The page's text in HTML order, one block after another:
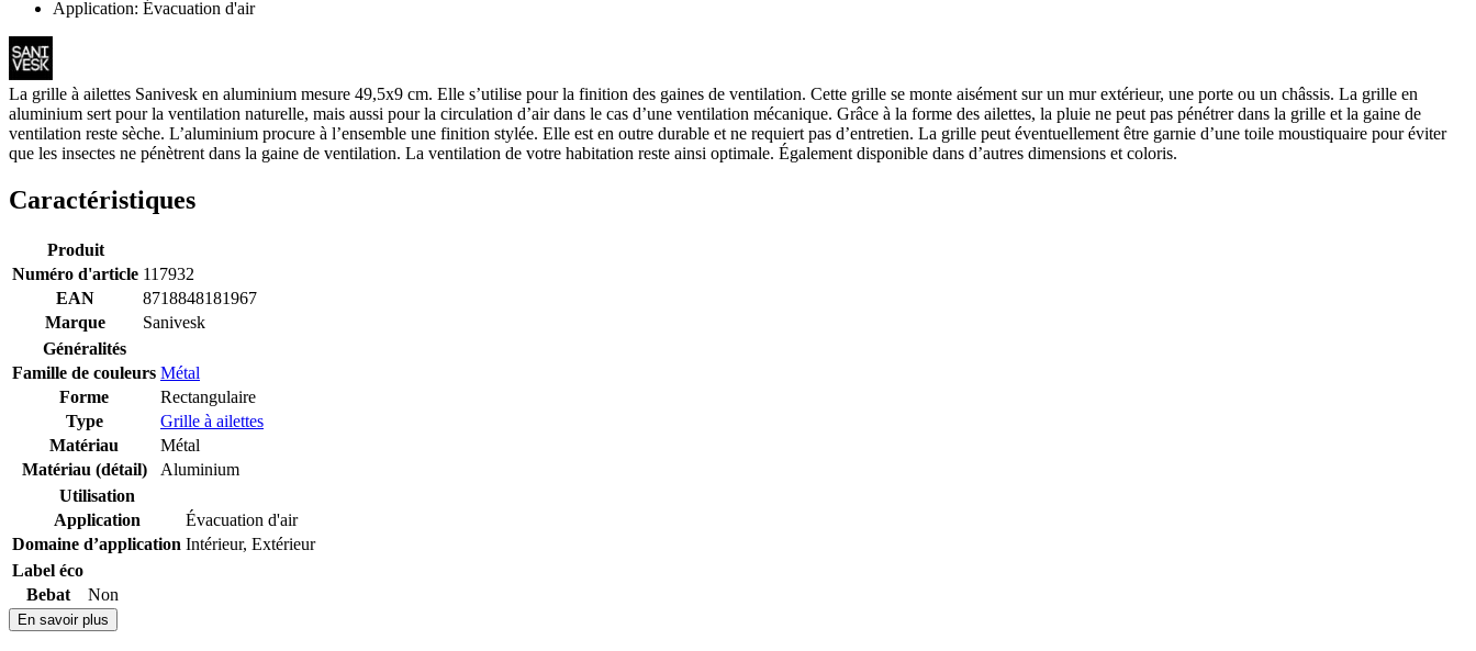
Application: Évacuation d'air
La grille à ailettes Sanivesk en aluminium mesure 49,5x9 cm. Elle s’utilise pour la finition des gaines de ventilation. Cette grille se monte aisément sur un mur extérieur, une porte ou un châssis. La grille en
aluminium sert pour la ventilation naturelle, mais aussi pour la circulation d’air dans le cas d’une ventilation mécanique. Grâce à la forme des ailettes, la pluie ne peut pas pénétrer dans la grille et la gaine de
ventilation reste sèche. L’aluminium procure à l’ensemble une finition stylée. Elle est en outre durable et ne requiert pas d’entretien. La grille peut éventuellement être garnie d’une toile moustiquaire pour éviter
que les insectes ne pénètrent dans la gaine de ventilation. La ventilation de votre habitation reste ainsi optimale. Également disponible dans d’autres dimensions et coloris.
Caractéristiques
Produit
Numéro d'article 117932
EAN
8718848181967
Marque
Sanivesk
Généralités
Famille de couleurs Métal
Forme
Rectangulaire
Type
Grille à ailettes
Matériau
Métal
Matériau (détail)
Aluminium
Utilisation
Application
Évacuation d'air
Domaine d’application Intérieur, Extérieur
Label éco
Bebat
Non
En savoir plus